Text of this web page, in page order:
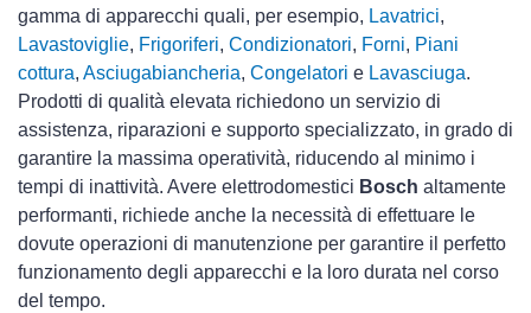
gamma di apparecchi quali, per esempio, Lavatrici,
Lavastoviglie, Frigoriferi, Condizionatori, Forni, Piani
cottura, Asciugabiancheria, Congelatori e Lavasciuga.
Prodotti di qualità elevata richiedono un servizio di
assistenza, riparazioni e supporto specializzato, in grado di
garantire la massima operatività, riducendo al minimo i
tempi di inattività. Avere elettrodomestici Bosch altamente
performanti, richiede anche la necessità di effettuare le
dovute operazioni di manutenzione per garantire il perfetto
funzionamento degli apparecchi e la loro durata nel corso
del tempo.